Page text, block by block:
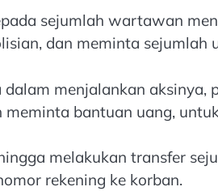
sejumlah wartawan
dan meminta sejumlah
menjalankan aksinya,
bantuan uang,
melakukan transfer
rekening ke korban.